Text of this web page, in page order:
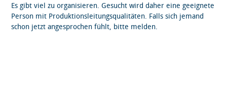
Es gibt viel zu organisieren. Gesucht wird daher eine geeignete
Person mit Produktionsleitungsqualitäten. Falls sich jemand
schon jetzt angesprochen fühlt, bitte melden.